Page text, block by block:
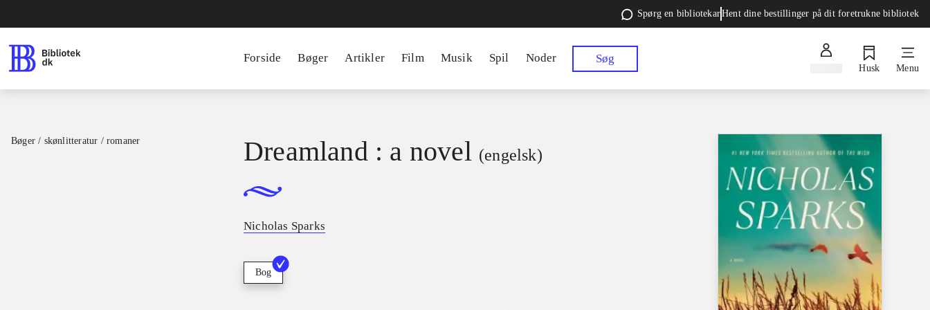
Spørg en bibliotekarHent dine bestillinger på dit foretrukne bibliotek
Forside Bøger Artikler Film Musik Spil Noder Søg
Husk Menu
Bøger / skønlitteratur / romaner Dreamland : a novel (engelsk)
Nicholas Sparks
Bog